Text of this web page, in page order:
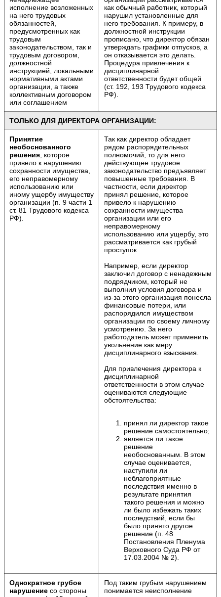
исполнение возложенных
на него трудовых
обязанностей,
предусмотренных как
трудовым
законодательством, так и
трудовым договором,
должностной
инструкцией, локальными
нормативными актами
организации, а также
коллективным договором
или соглашением
как обычный работник, который
нарушил установленные для
него требования. К примеру, в
должностной инструкции
прописано, что директор обязан
утверждать графики отпусков, а
он отказывается это делать.
Процедура привлечения к
дисциплинарной
ответственности будет общей
(ст. 192, 193 Трудового кодекса
РФ).
ТОЛЬКО ДЛЯ ДИРЕКТОРА ОРГАНИЗАЦИИ:
Принятие
необоснованного
решения , которое
привело к нарушению
сохранности имущества,
его неправомерному
использованию или
иному ущербу имуществу
организации (п. 9 части 1
ст. 81 Трудового кодекса
РФ).
Так как директор обладает
рядом распорядительных
полномочий, то для него
действующее трудовое
законодательство предъявляет
повышенные требования. В
частности, если директор
принял решение, которое
привело к нарушению
сохранности имущества
организации или его
неправомерному
использованию или ущербу, это
рассматривается как грубый
проступок.
Например, если директор
заключил договор с ненадежным
подрядчиком, который не
выполнил условия договора и
из-за этого организация понесла
финансовые потери, или
распорядился имуществом
организации по своему личному
усмотрению. За него
работодатель может применить
увольнение как меру
дисциплинарного взыскания.
Для привлечения директора к
дисциплинарной
ответственности в этом случае
оцениваются следующие
обстоятельства:
принял ли директор такое
решение самостоятельно;
является ли такое
решение
необоснованным. В этом
случае оценивается,
наступили ли
неблагоприятные
последствия именно в
результате принятия
такого решения и можно
ли было избежать таких
последствий, если бы
было принято другое
решение (п. 48
Постановления Пленума
Верховного Суда РФ от
17.03.2004 № 2).
Однократное грубое
нарушение со стороны
Под таким грубым нарушением
понимается неисполнение